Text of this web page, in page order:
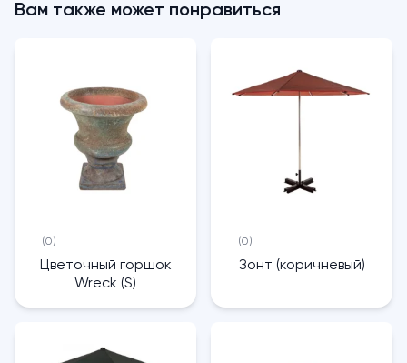
Вам также может понравиться
(0)
Цветочный горшок
Wreck (S)
(0)
Зонт (коричневый)